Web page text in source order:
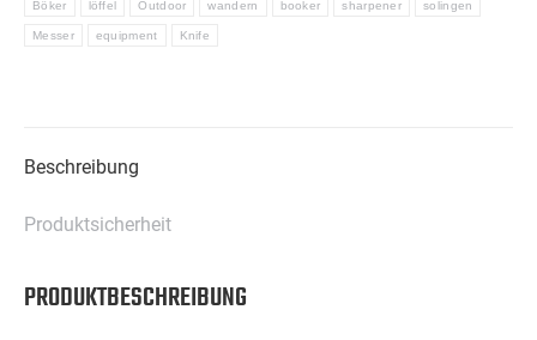
Böker löffel Outdoor wandern booker sharpener solingen
Messer equipment Knife
Beschreibung
Produktsicherheit
PRODUKTBESCHREIBUNG